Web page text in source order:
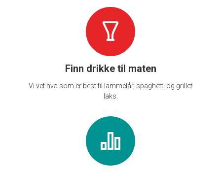
Finn drikke til maten
Vi vet hva som er best til lammelår, spaghetti og grillet
laks.